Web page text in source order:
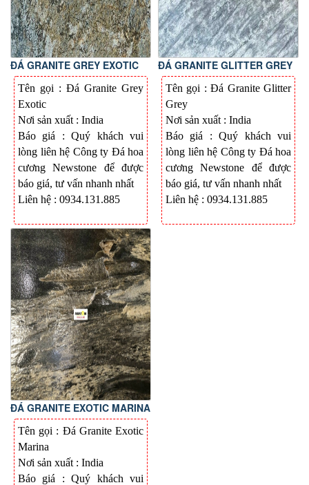
ĐÁ GRANITE GREY EXOTIC
Tên gọi : Đá Granite Grey
Exotic
Nơi sản xuất : India
Báo giá : Quý khách vui
lòng liên hệ Công ty Đá hoa
cương Newstone để được
báo giá, tư vấn nhanh nhất
Liên hệ : 0934.131.885
ĐÁ GRANITE GLITTER GREY
Tên gọi : Đá Granite Glitter
Grey
Nơi sản xuất : India
Báo giá : Quý khách vui
lòng liên hệ Công ty Đá hoa
cương Newstone để được
báo giá, tư vấn nhanh nhất
Liên hệ : 0934.131.885
ĐÁ GRANITE EXOTIC MARINA
Tên gọi : Đá Granite Exotic
Marina
Nơi sản xuất : India
Báo giá : Quý khách vui